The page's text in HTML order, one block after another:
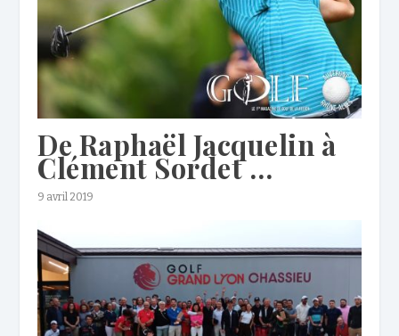
De Raphaël Jacquelin à
Clément Sordet …
9 avril 2019